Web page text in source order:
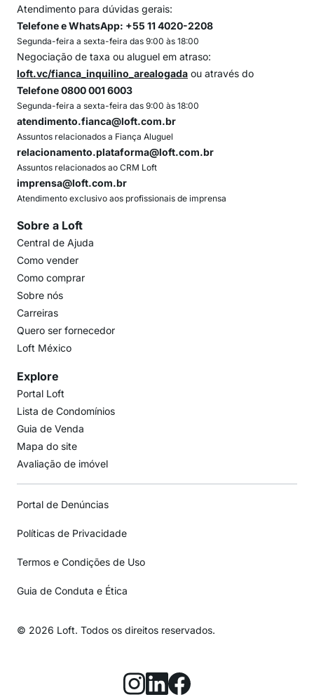
Atendimento para dúvidas gerais:
Telefone e WhatsApp: +55 11 4020-2208
Segunda-feira a sexta-feira das 9:00 às 18:00
Negociação de taxa ou aluguel em atraso:
loft.vc/fianca_inquilino_arealogada ou através do
Telefone 0800 001 6003
Segunda-feira a sexta-feira das 9:00 às 18:00
atendimento.fianca@loft.com.br
Assuntos relacionados a Fiança Aluguel
relacionamento.plataforma@loft.com.br
Assuntos relacionados ao CRM Loft
imprensa@loft.com.br
Atendimento exclusivo aos profissionais de imprensa
Sobre a Loft
Central de Ajuda
Como vender
Como comprar
Sobre nós
Carreiras
Quero ser fornecedor
Loft México
Explore
Portal Loft
Lista de Condomínios
Guia de Venda
Mapa do site
Avaliação de imóvel
Portal de Denúncias
Políticas de Privacidade
Termos e Condições de Uso
Guia de Conduta e Ética
© 2026 Loft. Todos os direitos reservados.